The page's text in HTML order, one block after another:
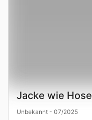
Jacke wie Hose
Unbekannt - 07/2025